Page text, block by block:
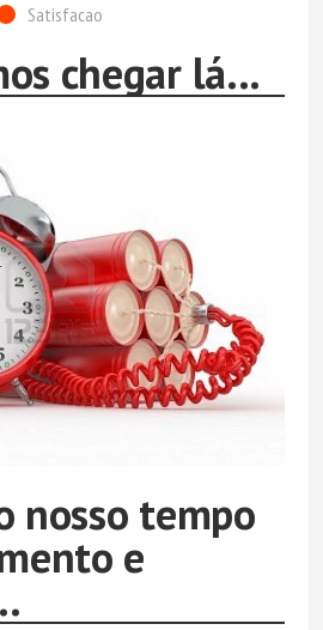
Satisfacao
chegar lá...
nosso tempo
e